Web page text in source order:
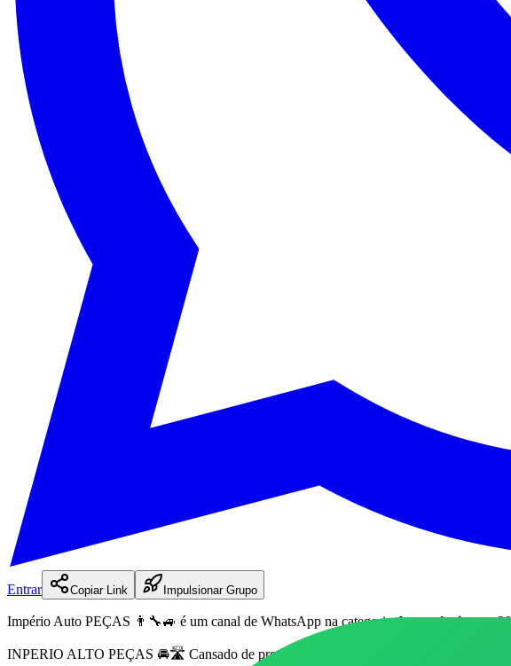
Entrar Copiar Link Impulsionar Grupo
Império Auto PEÇAS 👨‍🔧🚙 é um canal de WhatsApp na categoriaAutomóveiscom
INPERIO ALTO PEÇAS 🚘🛣 Cansado de procurar e não achar? Aqui na INPERIO